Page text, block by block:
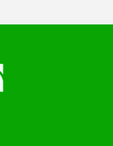
NIAVI – Núcleo
Alto Vale do
o evento
de
de
para o setor. O